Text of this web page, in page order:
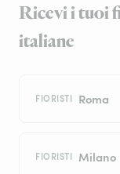
Ricevi i tuoi
italiane
FIORISTI Roma
FIORISTI Milano